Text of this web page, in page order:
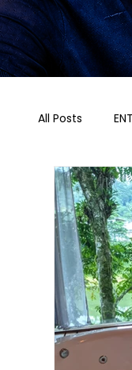
All Posts
ROTEIROS
PARCERIAS